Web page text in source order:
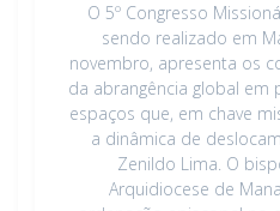
O 5º Congresso
sendo realizado em
novembro, apresenta os
da abrangência global em
espaços que, em chave
a dinâmica de
Zenildo Lima. O
Arquidiocese de